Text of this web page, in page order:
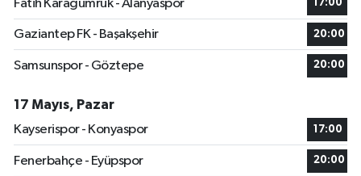
Fatih Karagümrük - Alanyaspor
17:00
Gaziantep FK - Başakşehir 20:00
Samsunspor - Göztepe 20:00
17 Mayıs, Pazar
Kayserispor - Konyaspor
17:00
Fenerbahçe - Eyüpspor 20:00